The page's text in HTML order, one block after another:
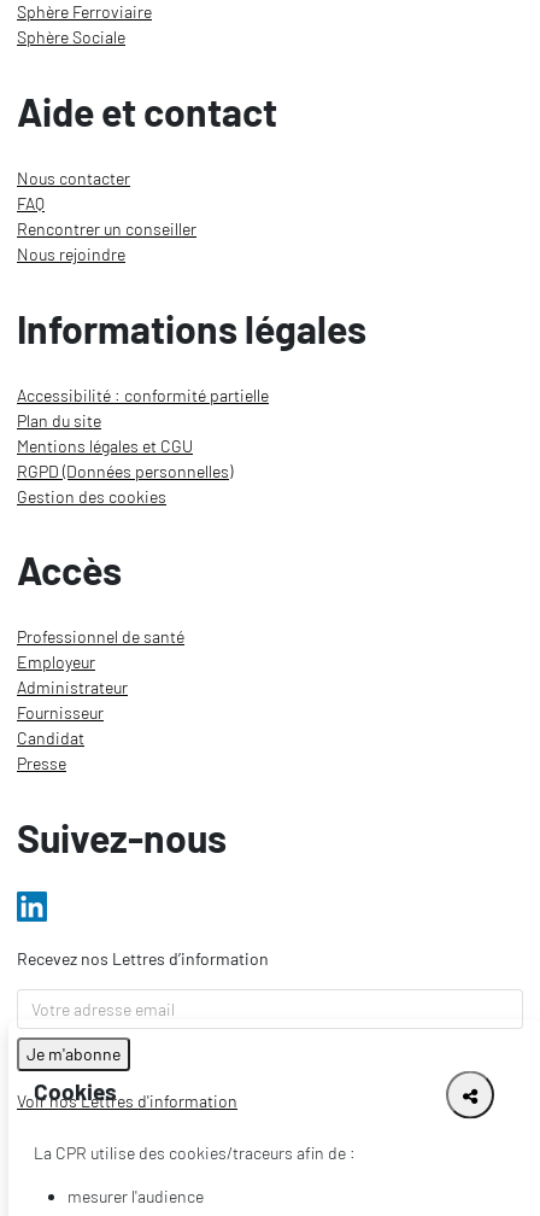
Cookies
La CPR utilise des cookies/traceurs afin de :
mesurer l'audience
Sphère Ferroviaire
Sphère Sociale
Aide et contact
Nous contacter
FAQ
Rencontrer un conseiller
Nous rejoindre
Informations légales
Accessibilité : conformité partielle
Plan du site
Mentions légales et CGU
RGPD (Données personnelles)
Gestion des cookies
Accès
Professionnel de santé
Employeur
Administrateur
Fournisseur
Candidat
Presse
Suivez-nous
Recevez nos Lettres d’information
Voir nos Lettres d'information